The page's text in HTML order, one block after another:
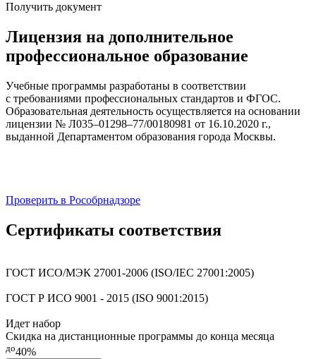
Получить документ
Лицензия на дополнительное
профессиональное образование
Учебные программы разработаны в соответствии
с требованиями профессиональных стандартов и ФГОС.
Образовательная деятельность осуществляется на основании
лицензии № Л035–01298–77/00180981 от 16.10.2020 г.,
выданной Департаментом образования города Москвы.
Проверить в Рособрнадзоре
Сертификаты соответствия
ГОСТ ИСО/МЭК 27001-2006 (ISO/IEC 27001:2005)
ГОСТ Р ИСО 9001 - 2015 (ISO 9001:2015)
Идет набор
Скидка на дистанционные программы до конца месяца
до40%